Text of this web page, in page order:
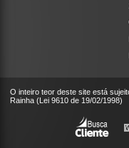
O inteiro teor deste site está
Rainha (Lei 9610 de 19/02/1998)